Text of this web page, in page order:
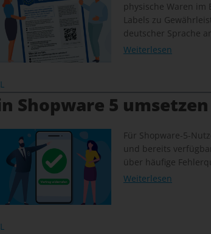
physische Waren im
Labels zu
deutscher Sprache
Weiterlesen
5 umsetzen
Für Shopware-5-
und bereits
über häufige
Weiterlesen